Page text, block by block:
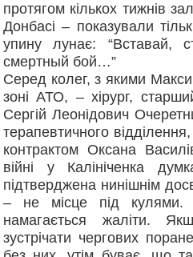
протягом кількох тижнів
Донбасі – показували
упину лунає: “Вставай,
смертный бой…”
Серед колег, з якими
зоні АТО, – хірург,
Сергій Леонідович
терапевтичного
контрактом Оксана
війні у Калініченка
підтверджена нинішнім
– не місце під кулями.
намагається жаліти.
зустрічати чергових